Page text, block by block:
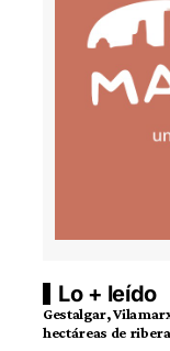
Lo + leído
Gestalgar,
hectáreas de